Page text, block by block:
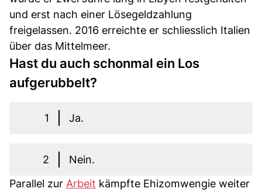
und erst nach einer Lösegeldzahlung
freigelassen. 2016 erreichte er schliesslich Italien
über das Mittelmeer.
Hast du auch schonmal ein Los
aufgerubbelt?
1 Ja.
2
Nein.
Parallel zur Arbeit kämpfte Ehizomwengie weiter